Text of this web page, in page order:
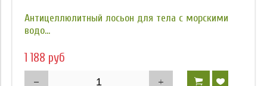
Антицеллюлитный лосьон для тела с морскими
водо...
1 188 руб